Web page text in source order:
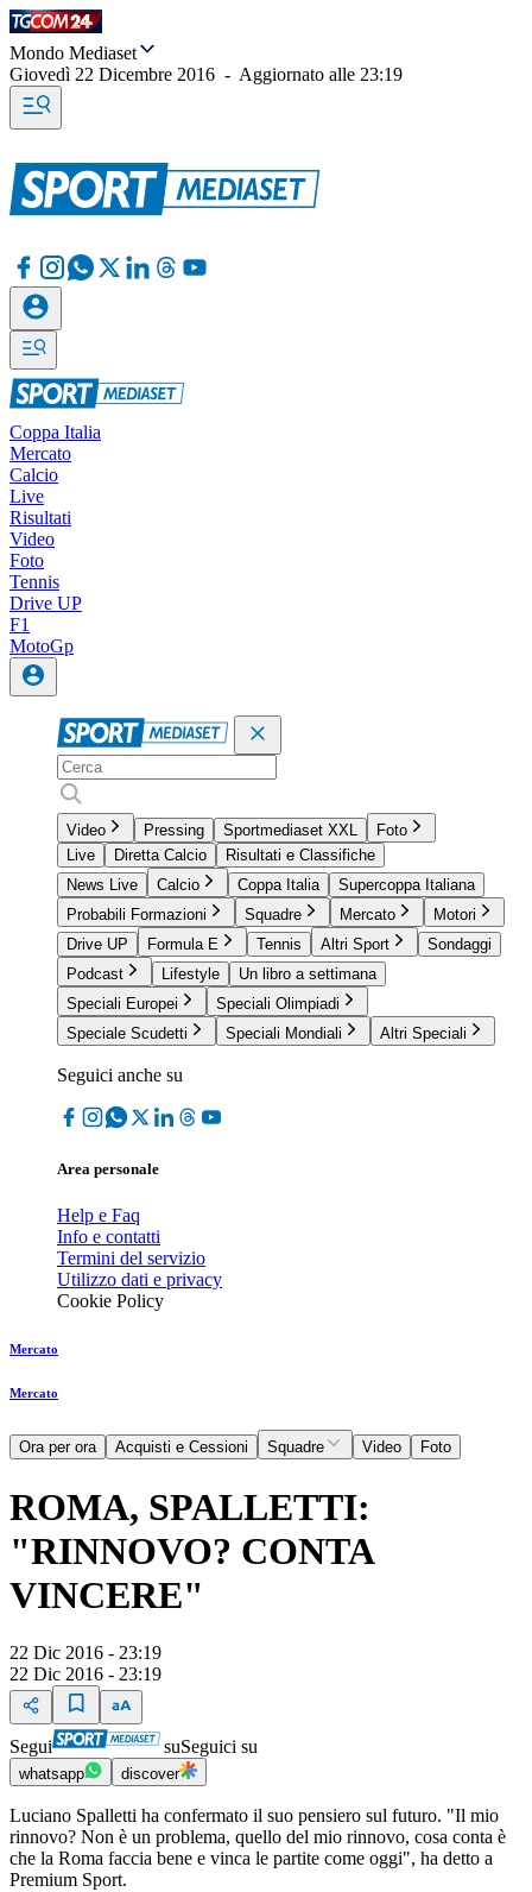
Mondo Mediaset
Giovedì 22 Dicembre 2016 - Aggiornato alle 23:19
Coppa Italia
Mercato
Calcio
Live
Risultati
Video
Foto
Tennis
Drive UP
F1
MotoGp
Video Pressing Sportmediaset XXL
Foto
Live
Diretta Calcio
Risultati e Classifiche
News Live
Calcio Coppa Italia
Supercoppa Italiana
Probabili Formazioni
Squadre Mercato
Motori
Drive UP
Formula E Tennis Altri Sport
Sondaggi
Podcast
Lifestyle
Un libro a settimana
Speciali Europei
Speciali Olimpiadi
Speciale Scudetti
Speciali Mondiali Altri Speciali
Seguici anche su
Area personale
Help e Faq
Info e contatti
Termini del servizio
Utilizzo dati e privacy
Cookie Policy
Mercato
Mercato
Ora per ora Acquisti e Cessioni Squadre Video Foto
ROMA, SPALLETTI:
"RINNOVO? CONTA
VINCERE"
22 Dic 2016 - 23:19
22 Dic 2016 - 23:19
Segui suSeguici su
whatsapp discover
Luciano Spalletti ha confermato il suo pensiero sul futuro. "Il mio
rinnovo? Non è un problema, quello del mio rinnovo, cosa conta è
che la Roma faccia bene e vinca le partite come oggi", ha detto a
Premium Sport.